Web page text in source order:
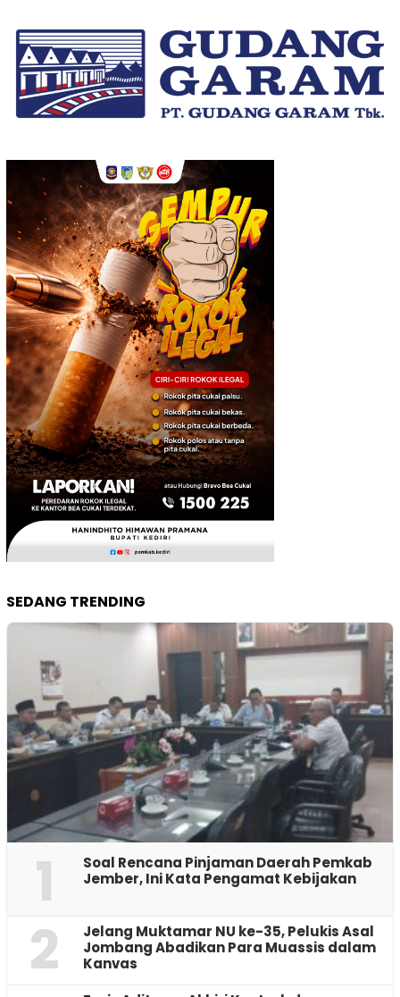
SEDANG TRENDING
1
‎Soal Rencana Pinjaman Daerah Pemkab
Jember, Ini Kata Pengamat Kebijakan ‎
2
Jelang Muktamar NU ke-35, Pelukis Asal
Jombang Abadikan Para Muassis dalam
Kanvas